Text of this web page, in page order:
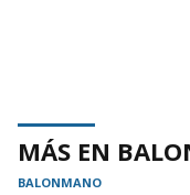
MÁS EN
BALONMANO